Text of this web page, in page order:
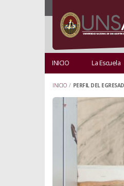
INICIO La Escuela
INICIO / PERFIL DEL